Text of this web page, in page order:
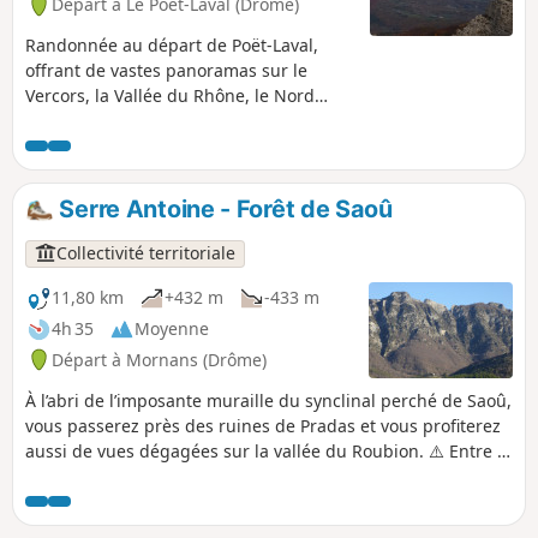
Randonnée au départ de Poët-Laval,
offrant de vastes panoramas sur le
Vercors, la Vallée du Rhône, le Nord
Serre Antoine - Forêt de Saoû
Collectivité territoriale
11,80 km
+432 m
-433 m
4h 35
Moyenne
Départ à Mornans (Drôme)
À l’abri de l’imposante muraille du synclinal perché de Saoû,
vous passerez près des ruines de Pradas et vous profiterez
aussi de vues dégagées sur la vallée du Roubion. ⚠️ Entre le
2026-0176 du 4 juin 2026 portant sur la restriction
temporaire d'accès en forêt de Saoû et sur le plateau